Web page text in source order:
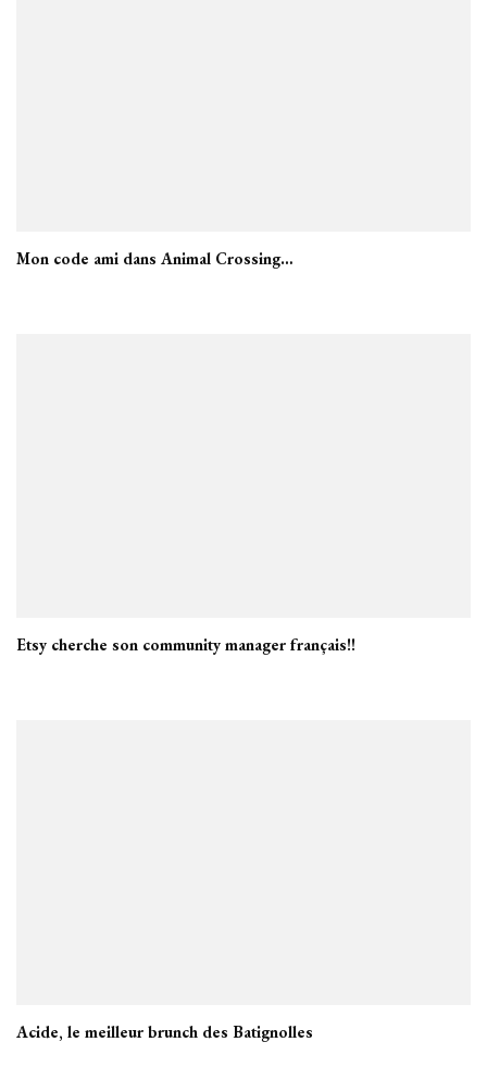
Mon code ami dans Animal Crossing…
Etsy cherche son community manager français!!
Acide, le meilleur brunch des Batignolles